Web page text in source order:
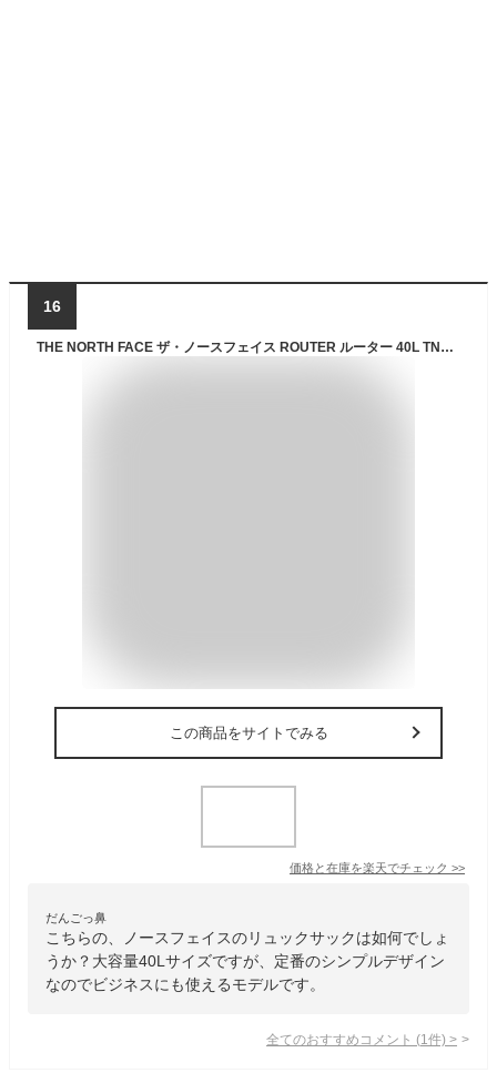
16
THE NORTH FACE ザ・ノースフェイス ROUTER ルーター 40L TNFブラック バックパック『送料無料（一部地域除く）』
この商品をサイトでみる
価格と在庫を楽天でチェック >>
だんごっ鼻
こちらの、ノースフェイスのリュックサックは如何でしょ
うか？大容量40Lサイズですが、定番のシンプルデザイン
なのでビジネスにも使えるモデルです。
全てのおすすめコメント (1 件) >